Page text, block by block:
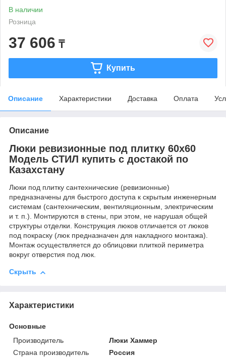
В наличии
Розница
37 606 ₸
Купить
Описание Характеристики Доставка Оплата
Описание
Люки ревизионные под плитку 60х60
Модель СТИЛ купить с достакой по
Казахстану
Люки под плитку сантехнические (ревизионные)
предназначены для быстрого доступа к скрытым инженерным
системам (сантехническим, вентиляционным, электрическим
и т. п.). Монтируются в стены, при этом, не нарушая общей
структуры отделки. Конструкция люков отличается от люков
под покраску (люк предназначен для накладного монтажа).
Монтаж осуществляется до облицовки плиткой периметра
вокруг отверстия под люк.
Скрыть
Характеристики
Основные
Производитель
Люки Хаммер
Страна производитель
Россия